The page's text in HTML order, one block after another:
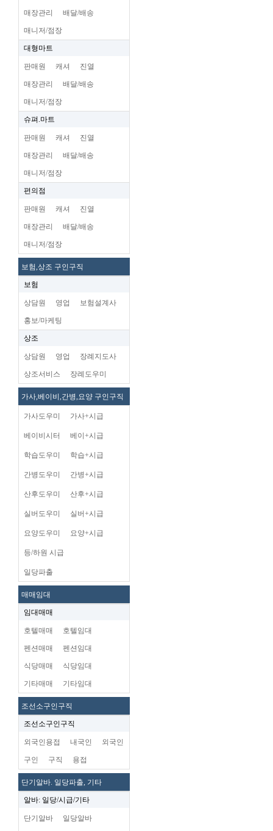
매장관리 배달/배송
매니저/점장
대형마트
판매원 캐셔 진열
매장관리 배달/배송
매니저/점장
슈펴.마트
판매원 캐셔 진열
매장관리 배달/배송
매니저/점장
편의점
판매원 캐셔 진열
매장관리 배달/배송
매니저/점장
보험,상조 구인구직
보험
상담원 영업 보험설계사
홍보/마케팅
상조
상담원 영업 장례지도사
상조서비스 장례도우미
가사,베이비,간병,요양 구인구직
가사도우미 가사+시급
베이비시터 베이+시급
학습도우미 학습+시급
간병도우미 간병+시급
산후도우미 산후+시급
실버도우미 실버+시급
요양도우미 요양+시급
등/하원 시급
일당파출
매매임대
임대매매
호텔매매 호텔임대
펜션매매 펜션임대
식당매매 식당임대
기타매매 기타임대
조선소구인구직
조선소구인구직
외국인용접 내국인 외국인
구인 구직 용접
단기알바. 일당파출, 기타
알바: 일당/시급/기타
단기알바 일당알바